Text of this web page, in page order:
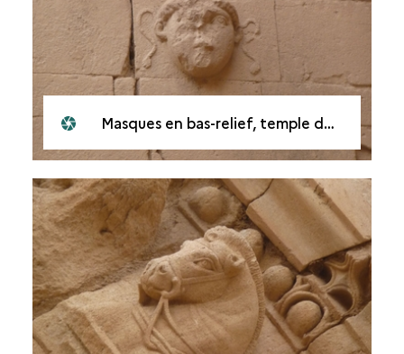
Masques en bas-relief, temple de Shamash à Hatra, Irak, en 2010